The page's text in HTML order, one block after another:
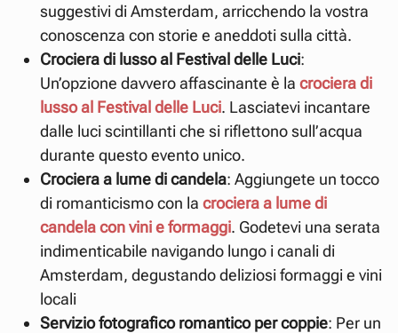
suggestivi di Amsterdam, arricchendo la vostra
conoscenza con storie e aneddoti sulla città.
Crociera di lusso al Festival delle Luci:
Un’opzione davvero affascinante è la crociera di
lusso al Festival delle Luci. Lasciatevi incantare
dalle luci scintillanti che si riflettono sull’acqua
durante questo evento unico.
Crociera a lume di candela: Aggiungete un tocco
di romanticismo con la crociera a lume di
candela con vini e formaggi. Godetevi una serata
indimenticabile navigando lungo i canali di
Amsterdam, degustando deliziosi formaggi e vini
locali
Servizio fotografico romantico per coppie: Per un